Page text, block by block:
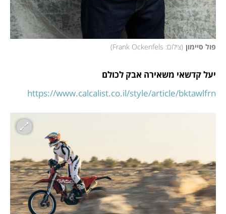
פול סיימון (צילום: Frank Ockenfels )
יעל קדשאי משאירה אבק לכולם
https://www.calcalist.co.il/style/article/bktawlfrn